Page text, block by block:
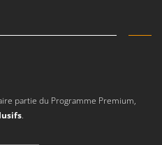
partie du Programme Premium,
.